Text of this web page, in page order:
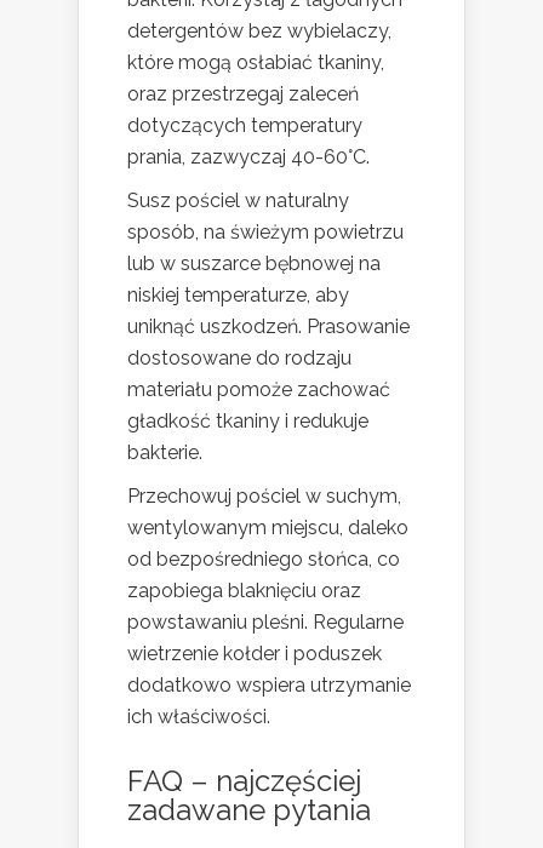
detergentów bez wybielaczy,
które mogą osłabiać tkaniny,
oraz przestrzegaj zaleceń
dotyczących temperatury
prania, zazwyczaj 40-60°C.
Susz pościel w naturalny
sposób, na świeżym powietrzu
lub w suszarce bębnowej na
niskiej temperaturze, aby
uniknąć uszkodzeń. Prasowanie
dostosowane do rodzaju
materiału pomoże zachować
gładkość tkaniny i redukuje
bakterie.
Przechowuj pościel w suchym,
wentylowanym miejscu, daleko
od bezpośredniego słońca, co
zapobiega blaknięciu oraz
powstawaniu pleśni. Regularne
wietrzenie kołder i poduszek
dodatkowo wspiera utrzymanie
ich właściwości.
FAQ – najczęściej
zadawane pytania